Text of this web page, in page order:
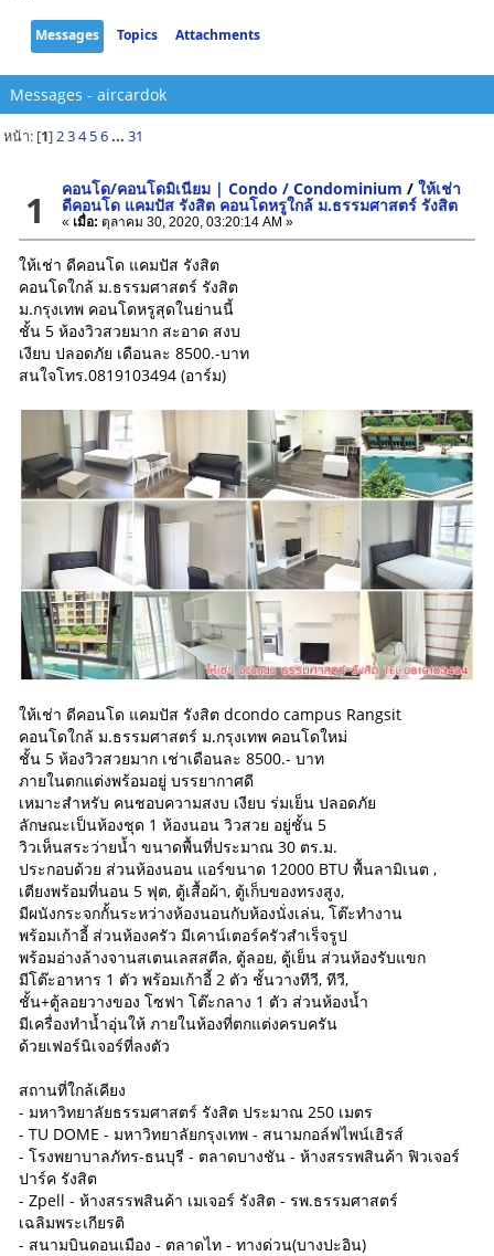
Messages Topics Attachments
Messages - aircardok
หน้า: [1]2 3 4 5 6 ... 31
1 คอนโด/คอนโดมิเนียม | Condo / Condominium /ให้เช่า
ดีคอนโด แคมปัส รังสิต คอนโดหรูใกล้ ม.ธรรมศาสตร์ รังสิต
« เมื่อ: ตุลาคม 30, 2020, 03:20:14 AM »
ให้เช่า ดีคอนโด แคมปัส รังสิต
คอนโดใกล้ ม.ธรรมศาสตร์ รังสิต
ม.กรุงเทพ คอนโดหรูสุดในย่านนี้
ชั้น 5 ห้องวิวสวยมาก สะอาด สงบ
เงียบ ปลอดภัย เดือนละ 8500.-บาท
สนใจโทร.0819103494 (อาร์ม)
ให้เช่า ดีคอนโด แคมปัส รังสิต dcondo campus Rangsit
คอนโดใกล้ ม.ธรรมศาสตร์ ม.กรุงเทพ คอนโดใหม่
ชั้น 5 ห้องวิวสวยมาก เช่าเดือนละ 8500.- บาท
ภายในตกแต่งพร้อมอยู่ บรรยากาศดี
เหมาะสำหรับ คนชอบความสงบ เงียบ ร่มเย็น ปลอดภัย
ลักษณะเป็นห้องชุด 1 ห้องนอน วิวสวย อยู่ชั้น 5
วิวเห็นสระว่ายน้ำ ขนาดพื้นที่ประมาณ 30 ตร.ม.
ประกอบด้วย ส่วนห้องนอน แอร์ขนาด 12000 BTU พื้นลามิเนต ,
เตียงพร้อมที่นอน 5 ฟุต, ตู้เสื้อผ้า, ตู้เก็บของทรงสูง,
มีผนังกระจกกั้นระหว่างห้องนอนกับห้องนั่งเล่น, โต๊ะทำงาน
พร้อมเก้าอี้ ส่วนห้องครัว มีเคาน์เตอร์ครัวสำเร็จรูป
พร้อมอ่างล้างจานสเตนเลสสตีล, ตู้ลอย, ตู้เย็น ส่วนห้องรับแขก
มีโต๊ะอาหาร 1 ตัว พร้อมเก้าอี้ 2 ตัว ชั้นวางทีวี, ทีวี,
ชั้น+ตู้ลอยวางของ โซฟา โต๊ะกลาง 1 ตัว ส่วนห้องน้ำ
มีเครื่องทำน้ำอุ่นให้ ภายในห้องที่ตกแต่งครบครัน
ด้วยเฟอร์นิเจอร์ที่ลงตัว
สถานที่ใกล้เคียง
- มหาวิทยาลัยธรรมศาสตร์ รังสิต ประมาณ 250 เมตร
- TU DOME - มหาวิทยาลัยกรุงเทพ - สนามกอล์ฟไพน์เฮิรส์
- โรงพยาบาลภัทร-ธนบุรี - ตลาดบางชัน - ห้างสรรพสินค้า ฟิวเจอร์
ปาร์ค รังสิต
- Zpell - ห้างสรรพสินค้า เมเจอร์ รังสิต - รพ.ธรรมศาสตร์
เฉลิมพระเกียรติ
- สนามบินดอนเมือง - ตลาดไท - ทางด่วน(บางปะอิน)